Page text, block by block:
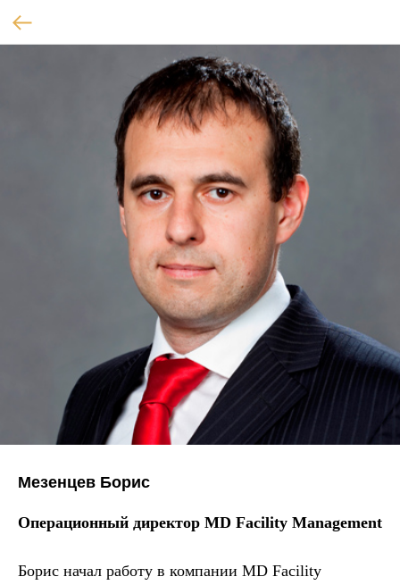
Мезенцев Борис
Операционный директор MD Facility Management
Борис начал работу в компании MD Facility